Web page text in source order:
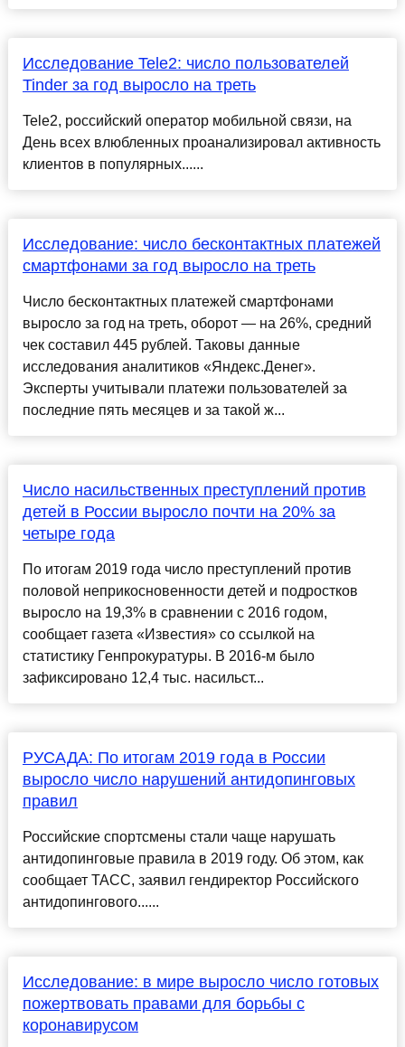
Исследование Tele2: число пользователей
Tinder за год выросло на треть
Tele2, российский оператор мобильной связи, на
День всех влюбленных проанализировал активность
клиентов в популярных......
Исследование: число бесконтактных платежей
смартфонами за год выросло на треть​
Число бесконтактных платежей смартфонами
выросло за год на треть, оборот — на 26%, средний
чек составил 445 рублей. Таковы данные
исследования аналитиков «Яндекс.Денег».
Эксперты учитывали платежи пользователей за
последние пять месяцев и за такой ж...
Число насильственных преступлений против
детей в России выросло почти на 20% за
четыре года
По итогам 2019 года число преступлений против
половой неприкосновенности детей и подростков
выросло на 19,3% в сравнении с 2016 годом,
сообщает газета «Известия» со ссылкой на
статистику Генпрокуратуры. В 2016-м было
зафиксировано 12,4 тыс. насильст...
РУСАДА: По итогам 2019 года в России
выросло число нарушений антидопинговых
правил
Российские спортсмены стали чаще нарушать
антидопинговые правила в 2019 году. Об этом, как
сообщает ТАСС, заявил гендиректор Российского
антидопингового......
Исследование: в мире выросло число готовых
пожертвовать правами для борьбы с
коронавирусом